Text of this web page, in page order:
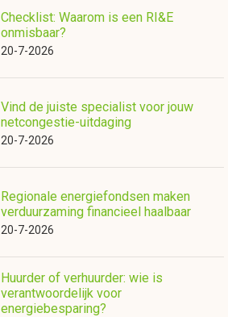
Checklist: Waarom is een RI&E
onmisbaar?
20-7-2026
Vind de juiste specialist voor jouw
netcongestie-uitdaging
20-7-2026
Regionale energiefondsen maken
verduurzaming financieel haalbaar
20-7-2026
Huurder of verhuurder: wie is
verantwoordelijk voor
energiebesparing?